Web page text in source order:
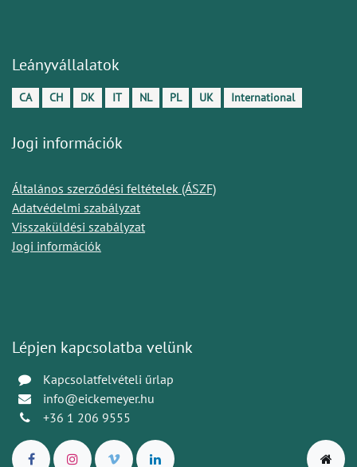
Leányvállalatok
CA CH DK IT NL PL UK International
Jogi információk
Általános szerződési feltételek (ÁSZF)
Adatvédelmi szabályzat
Visszaküldési szabályzat
Jogi információk
Lépjen kapcsolatba velünk
Kapcsolatfelvételi űrlap
info@eickemeyer.hu
+36 1 206 9555